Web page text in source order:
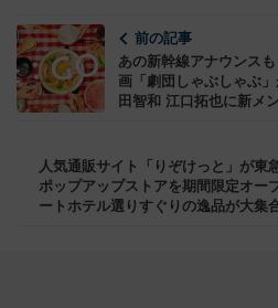
前の記事
あの新幹線アナウンス
画「劇団しゃぶしゃぶ
田智和 江口拓也に新メ
人気通販サイト「りぞけっと」が東
ポップアップストアを期間限定オー
ートホテル選りすぐりの逸品が大集